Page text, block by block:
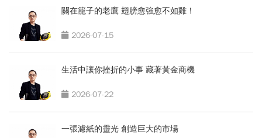
關在籠子的老鷹 翅膀愈強愈不如雞！
2026-07-15
生活中讓你挫折的小事 藏著黃金商機
2026-07-22
一張濾紙的靈光 創造巨大的市場